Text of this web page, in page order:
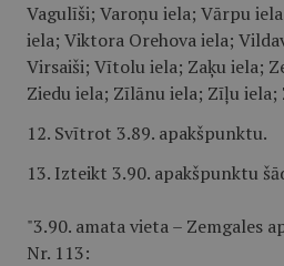
Vagulīši; Varoņu iela; Vārpu
iela; Viktora Orehova iela;
Virsaiši; Vītolu iela; Zaķu iela;
Ziedu iela; Zīlānu iela; Zīļu iela;
12. Svītrot 3.89. apakšpunktu.
13. Izteikt 3.90. apakšpunktu
"3.90. amata vieta – Zemgales
Nr. 113: